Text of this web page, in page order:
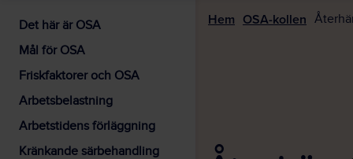
Det här är OSA
Mål för OSA
Friskfaktorer och OSA
Arbetsbelastning
Arbetstidens förläggning
Kränkande särbehandling
Hem OSA-kollen